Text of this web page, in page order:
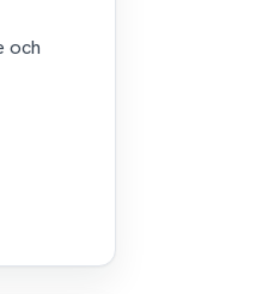
och